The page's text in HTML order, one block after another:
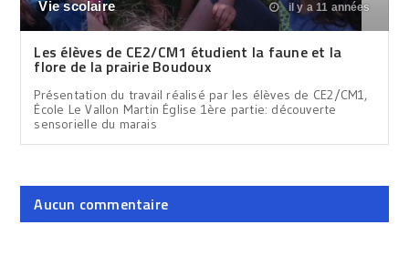
Vie scolaire il y a 11 années
Les élèves de CE2/CM1 étudient la faune et la
flore de la prairie Boudoux
Présentation du travail réalisé par les élèves de CE2/CM1,
École Le Vallon Martin Église 1ère partie: découverte
sensorielle du marais
Aucun commentaire